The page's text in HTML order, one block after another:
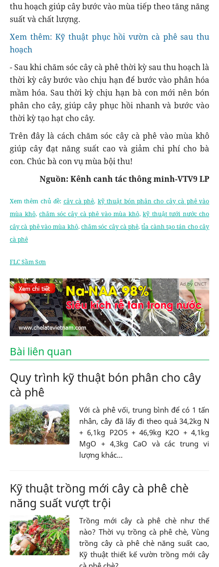
thu hoạch giúp cây bước vào mùa tiếp theo tăng năng
suất và chất lượng.
Xem thêm: Kỹ thuật phục hồi vườn cà phê sau thu
hoạch
- Sau khi chăm sóc cây cà phê thời kỳ sau thu hoạch là
thời kỳ cây bước vào chịu hạn để bước vào phân hóa
mầm hóa. Sau thời kỳ chịu hạn bà con mới nên bón
phân cho cây, giúp cây phục hồi nhanh và bước vào
thời kỳ tạo hạt cho cây.
Trên đây là cách chăm sóc cây cà phê vào mùa khô
giúp cây đạt năng suất cao và giảm chi phí cho bà
con. Chúc bà con vụ mùa bội thu!
Nguồn: Kênh canh tác thông minh-VTV9 LP
Xem thêm chủ đề: cây cà phê, kỹ thuật bón phân cho cây cà phê vào
mùa khô, chăm sóc cây cà phê vào mùa khô, kỹ thuật tưới nước cho
cây cà phê vào mùa khô,chăm sóc cây cà phê,tỉa cành tạo tán cho cây
cà phê
FLC Sầm Sơn
Ad by CNCT
Bài liên quan
Quy trình kỹ thuật bón phân cho cây
cà phê
Với cà phê vối, trung bình để có 1 tấn
nhân, cây đã lấy đi theo quả 34,2kg N
+ 6,1kg P2O5 + 46,9kg K2O + 4,1kg
MgO + 4,3kg CaO và các trung vi
lượng khác...
Kỹ thuật trồng mới cây cà phê chè
năng suất vượt trội
Trồng mới cây cà phê chè như thế
nào? Thời vụ trồng cà phê chè, Vùng
trồng cây cà phê chè năng suất cao,
Kỹ thuật thiết kế vườn trồng mới cây